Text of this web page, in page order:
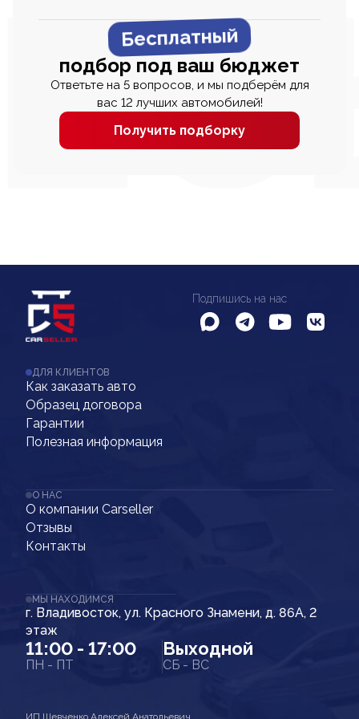
Бесплатный
подбор под ваш бюджет
Ответьте на 5 вопросов, и мы подберём для
вас 12 лучших автомобилей!
Получить подборку
Подпишись на нас
ДЛЯ КЛИЕНТОВ
Как заказать авто
Образец договора
Гарантии
Полезная информация
О НАС
О компании Carseller
Отзывы
Контакты
МЫ НАХОДИМСЯ
г. Владивосток, ул. Красного Знамени, д. 86А, 2
этаж
11:00 - 17:00
ПН - ПТ
Выходной
СБ - ВС
ИП Шевченко Алексей Анатольевич